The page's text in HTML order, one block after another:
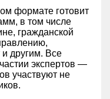
формате готовит
в том числе
гражданской
другим. Все
экспертов —
участвуют не